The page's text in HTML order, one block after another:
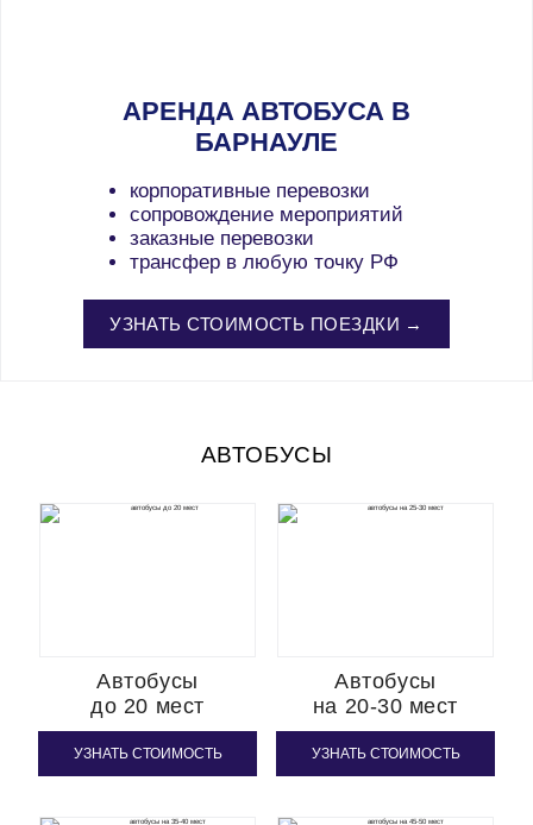
АРЕНДА АВТОБУСА В
БАРНАУЛЕ
корпоративные перевозки
сопровождение мероприятий
заказные перевозки
трансфер в любую точку РФ
УЗНАТЬ СТОИМОСТЬ ПОЕЗДКИ →
АВТОБУСЫ
Автобусы
до 20 мест
УЗНАТЬ СТОИМОСТЬ
Автобусы
на 20-30 мест
УЗНАТЬ СТОИМОСТЬ